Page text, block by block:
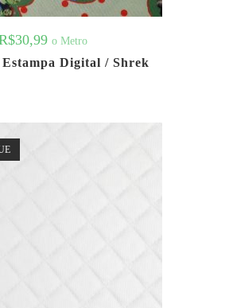
30,99 o Metro
Digital / Shrek